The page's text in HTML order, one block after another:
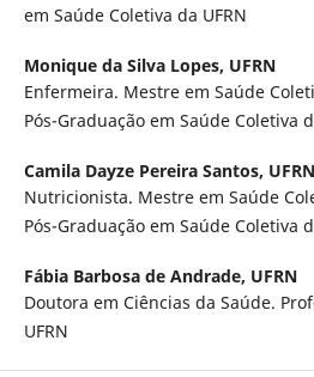
em Saúde Coletiva da UFRN
Monique da Silva Lopes, UFRN
Enfermeira. Mestre em Saúde
Pós-Graduação em Saúde Coletiva
Camila Dayze Pereira Santos, UFRN
Nutricionista. Mestre em Saúde
Pós-Graduação em Saúde Coletiva
Fábia Barbosa de Andrade, UFRN
Doutora em Ciências da Saúde.
UFRN